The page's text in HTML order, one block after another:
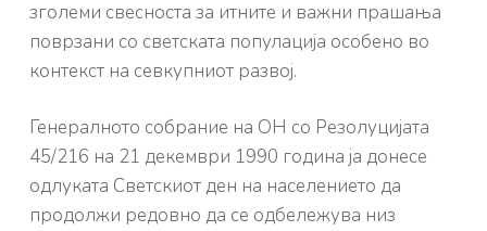
зголеми свесноста за итните и важни прашања
поврзани со светската популација особено во
контекст на севкупниот развој.
Генералното собрание на OН со Резолуцијата
45/216 на 21 декември 1990 година ја донесе
одлуката Светскиот ден на населението да
продолжи редовно да се одбележува низ